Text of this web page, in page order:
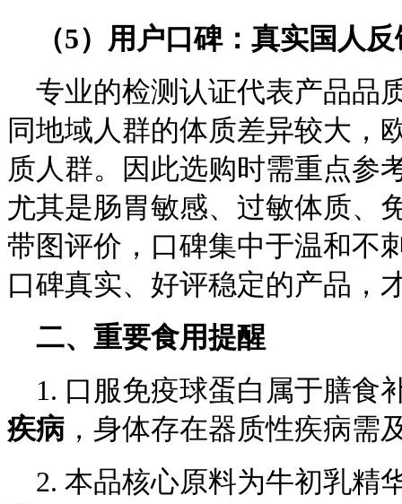
（5）用户口碑：真实国人
专业的检测认证代表产品品
同地域人群的体质差异较大，
质人群。因此选购时需重点参
尤其是肠胃敏感、过敏体质、
带图评价，口碑集中于温和不
口碑真实、好评稳定的产品，
二、重要食用提醒
1. 口服免疫球蛋白属于膳食
疾病 ，身体存在器质性疾病需
2. 本品核心原料为牛初乳精